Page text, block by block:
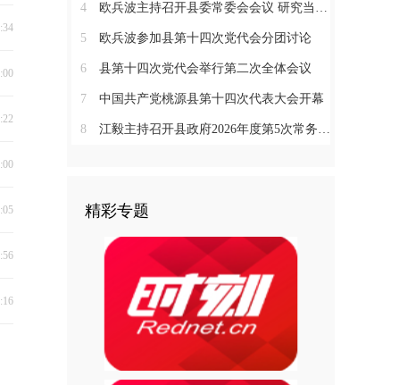
4 欧兵波主持召开县委常委会会议 研究当前重点工作
5 欧兵波参加县第十四次党代会分团讨论
6 县第十四次党代会举行第二次全体会议
7 中国共产党桃源县第十四次代表大会开幕
8 江毅主持召开县政府2026年度第5次常务会议
精彩专题